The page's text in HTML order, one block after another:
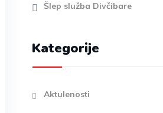
Šlep služba Divčibare
Kategorije
Aktulenosti